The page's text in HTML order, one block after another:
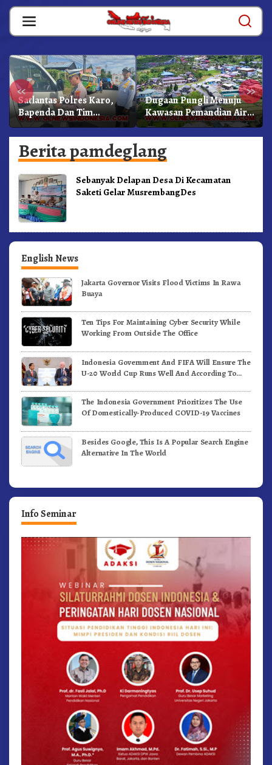
Skip
content
« »
Satlantas Polres Karo,
Bapenda Dan Tim
Lainnya Gelar Oprasi
Sadar Pajak Kenderaan
Dugaan Pungli Menuju
Kawasan Pemandian Air
Panas Semangat Gunung
– Doulu Foto Dan
Videokan!
Berita pamdeglang
Sebanyak Delapan Desa Di Kecamatan
Saketi Gelar MusrembangDes
English News
Jakarta Governor Visits Flood Victims In Rawa
Buaya
Ten Tips For Maintaining Cyber Security While
Working From Outside The Office
Indonesia Government And FIFA Will Ensure The
U-20 World Cup Runs Well And According To
The Indonesia Government Prioritizes The Use
Of Domestically-Produced COVID-19 Vaccines
Besides Google, This Is A Popular Search Engine
Alternative In The World
Info Seminar